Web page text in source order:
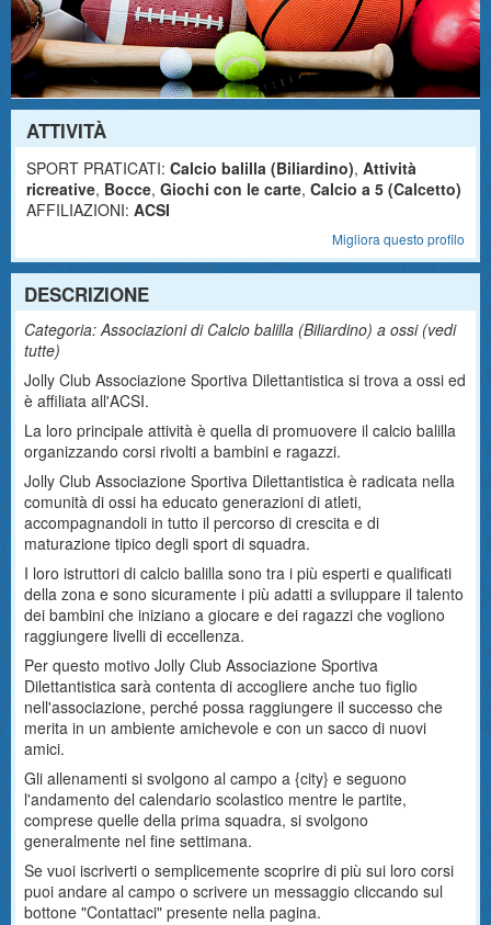
ATTIVITÀ
SPORT PRATICATI: Calcio balilla (Biliardino), Attività
ricreative, Bocce, Giochi con le carte, Calcio a 5 (Calcetto)
AFFILIAZIONI: ACSI
Migliora questo profilo
DESCRIZIONE
Categoria: Associazioni di Calcio balilla (Biliardino) a ossi (vedi
tutte)
Jolly Club Associazione Sportiva Dilettantistica si trova a ossi ed
è affiliata all'ACSI.
La loro principale attività è quella di promuovere il calcio balilla
organizzando corsi rivolti a bambini e ragazzi.
Jolly Club Associazione Sportiva Dilettantistica è radicata nella
comunità di ossi ha educato generazioni di atleti,
accompagnandoli in tutto il percorso di crescita e di
maturazione tipico degli sport di squadra.
I loro istruttori di calcio balilla sono tra i più esperti e qualificati
della zona e sono sicuramente i più adatti a sviluppare il talento
dei bambini che iniziano a giocare e dei ragazzi che vogliono
raggiungere livelli di eccellenza.
Per questo motivo Jolly Club Associazione Sportiva
Dilettantistica sarà contenta di accogliere anche tuo figlio
nell'associazione, perché possa raggiungere il successo che
merita in un ambiente amichevole e con un sacco di nuovi
amici.
Gli allenamenti si svolgono al campo a {city} e seguono
l'andamento del calendario scolastico mentre le partite,
comprese quelle della prima squadra, si svolgono
generalmente nel fine settimana.
Se vuoi iscriverti o semplicemente scoprire di più sui loro corsi
puoi andare al campo o scrivere un messaggio cliccando sul
bottone "Contattaci" presente nella pagina.